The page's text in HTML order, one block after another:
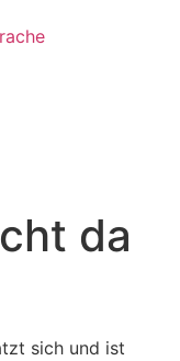
da
sich und ist